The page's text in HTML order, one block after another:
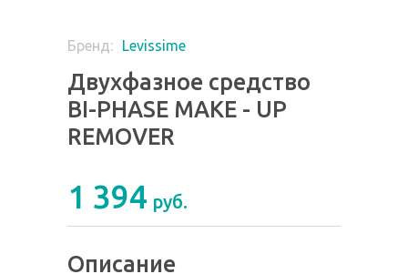
Бренд: Levissime
Двухфазное средство
BI-PHASE MAKE - UP
REMOVER
1 394 руб.
Описание